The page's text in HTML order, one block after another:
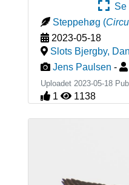
Se
Steppehøg (
2023-05-18
Slots Bjergby,
Jens Paulsen -
Uploadet 2023-05-18
1 1138